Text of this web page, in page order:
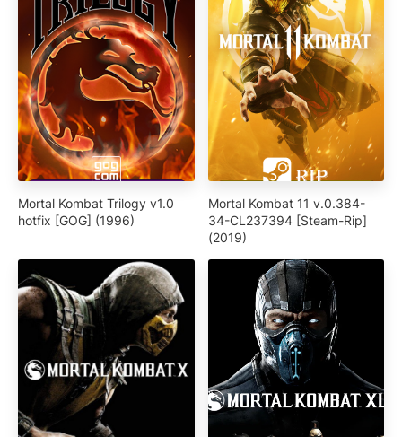
Mortal Kombat Trilogy v1.0
hotfix [GOG] (1996)
Mortal Kombat 11 v.0.384-
34-CL237394 [Steam-Rip]
(2019)